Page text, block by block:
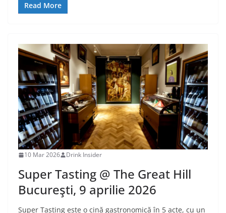
Read More
10 Mar 2026 Drink Insider
Super Tasting @ The Great Hill
Bucureşti, 9 aprilie 2026
Super Tasting este o cină gastronomică în 5 acte, cu un